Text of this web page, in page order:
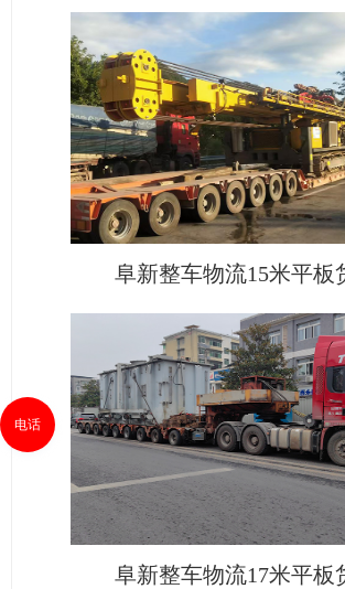
阜新整车物流15米平板
阜新整车物流17米平板
电话